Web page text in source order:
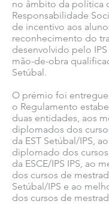
no âmbito da política
Responsabilidade
de incentivo aos
reconhecimento do
desenvolvido pelo
mão-de-obra
Setúbal.
O prémio foi
o Regulamento
duas entidades, aos
diplomados dos
da EST Setúbal/IPS,
diplomado dos
da ESCE/IPS IPS, ao
dos cursos de
Setúbal/IPS e ao
dos cursos de